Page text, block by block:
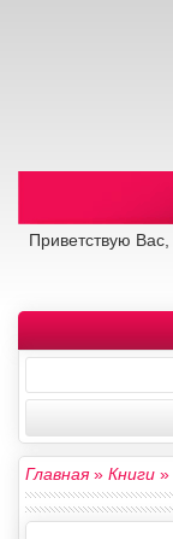
Приветствую Вас,
Главная» Книги »